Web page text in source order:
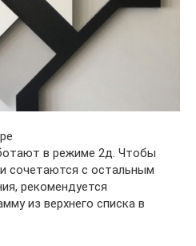
в режиме 2д. Чтобы
сочетаются с остальным
рекомендуется
из верхнего списка в